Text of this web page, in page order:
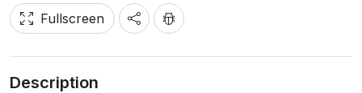
Fullscreen
Description